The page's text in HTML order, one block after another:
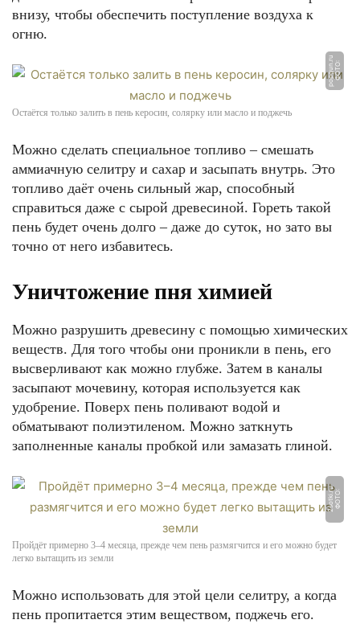
внизу, чтобы обеспечить поступление воздуха к
огню.
Ф
О
Т
О:
p
o
p
g
u
n.
r
u
Остаётся только залить в пень керосин, солярку или масло и поджечь
Можно сделать специальное топливо – смешать
аммиачную селитру и сахар и засыпать внутрь. Это
топливо даёт очень сильный жар, способный
справиться даже с сырой древесиной. Гореть такой
пень будет очень долго – даже до суток, но зато вы
точно от него избавитесь.
Уничтожение пня химией
Можно разрушить древесину с помощью химических
веществ. Для того чтобы они проникли в пень, его
высверливают как можно глубже. Затем в каналы
засыпают мочевину, которая используется как
удобрение. Поверх пень поливают водой и
обматывают полиэтиленом. Можно заткнуть
заполненные каналы пробкой или замазать глиной.
Ф
О
Т
О:
2
s
o
t
ki.
r
u
Пройдёт примерно 3–4 месяца, прежде чем пень размягчится и его можно будет
легко вытащить из земли
Можно использовать для этой цели селитру, а когда
пень пропитается этим веществом, поджечь его.